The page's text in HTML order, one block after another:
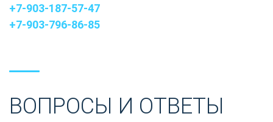
+7-903-187-57-47
+7-903-796-86-85
ВОПРОСЫ И ОТВЕТЫ